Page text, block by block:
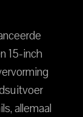
15-inch
allemaal